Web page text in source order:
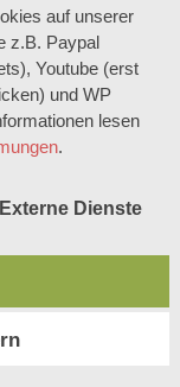
auf unserer
z.B. Paypal
Youtube (erst
und WP
lesen
.
Externe Dienste